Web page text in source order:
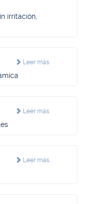
irritación,
Leer más
Leer más
Leer más